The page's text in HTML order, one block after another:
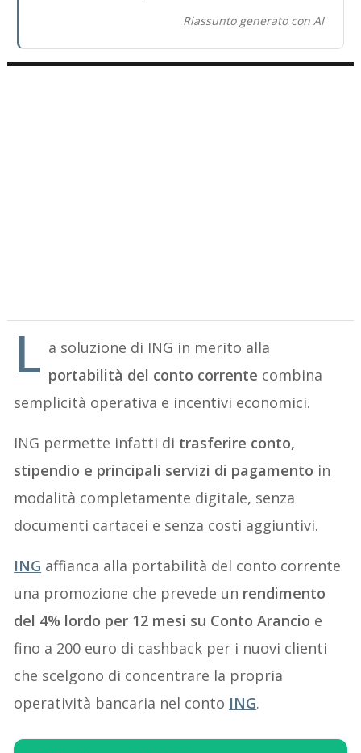
Riassunto generato con AI
L a soluzione di ING in merito alla
portabilità del conto corrente combina
semplicità operativa e incentivi economici.
ING permette infatti di trasferire conto,
stipendio e principali servizi di pagamento in
modalità completamente digitale, senza
documenti cartacei e senza costi aggiuntivi.
ING affianca alla portabilità del conto corrente
una promozione che prevede un rendimento
del 4% lordo per 12 mesi su Conto Arancio e
fino a 200 euro di cashback per i nuovi clienti
che scelgono di concentrare la propria
operatività bancaria nel conto ING.